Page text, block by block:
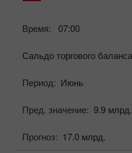
Время: 07:00
Сальдо торгового
Период: Июнь
Пред. значение: 9.9 млрд.
Прогноз: 17.0 млрд.